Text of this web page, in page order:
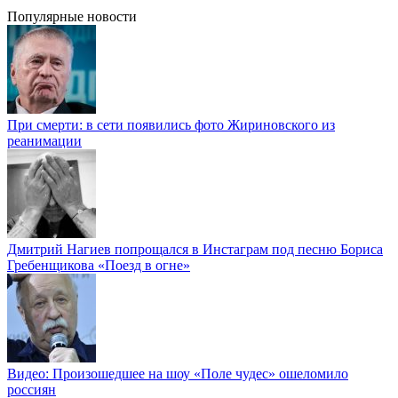
Популярные новости
При смерти: в сети появились фото Жириновского из
реанимации
Дмитрий Нагиев попрощался в Инстаграм под песню Бориса
Гребенщикова «Поезд в огне»
Видео: Произошедшее на шоу «Поле чудес» ошеломило
россиян